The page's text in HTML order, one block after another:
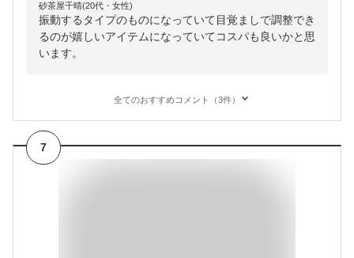
砂茶屋千晴(20代・女性)
振動するタイプのものになっていて目覚ましで調整でき
るのが嬉しいアイテムになっていてコスパも良いかと思
います。
全てのおすすめコメント（3件）
7